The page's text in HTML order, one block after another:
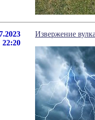
22:20
Извержение